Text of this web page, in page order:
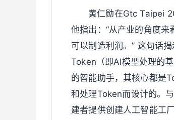
黄仁勋在Gtc Taipei
他指出：“从产业的角度
可以制造利润。” 这句话
Token（即AI模型处理的
的智能助手，其核心都是
和处理Token而设计的。
建者提供创建人工智能工